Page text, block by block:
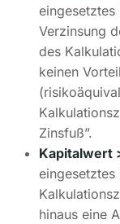
Verzinsung
des
keinen
Zinsfuß”.
Kapitalwert
eingesetztes
hinaus eine